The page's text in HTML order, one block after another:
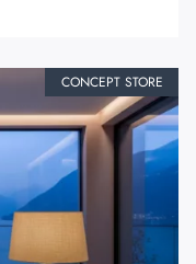
CONCEPT STORE